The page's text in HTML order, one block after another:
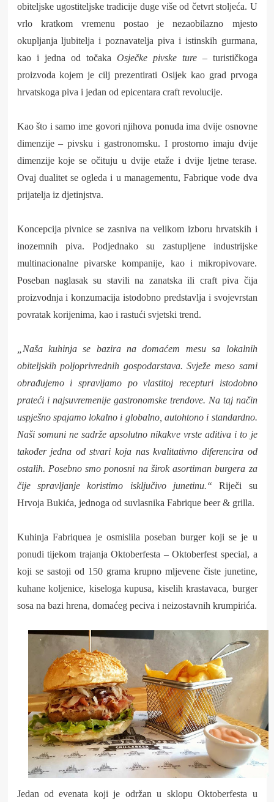
obiteljske ugostiteljske tradicije duge više od četvrt stoljeća. U
vrlo kratkom vremenu postao je nezaobilazno mjesto
okupljanja ljubitelja i poznavatelja piva i istinskih gurmana,
kao i jedna od točaka Osječke pivske ture – turističkoga
proizvoda kojem je cilj prezentirati Osijek kao grad prvoga
hrvatskoga piva i jedan od epicentara craft revolucije.
Kao što i samo ime govori njihova ponuda ima dvije osnovne
dimenzije – pivsku i gastronomsku. I prostorno imaju dvije
dimenzije koje se očituju u dvije etaže i dvije ljetne terase.
Ovaj dualitet se ogleda i u managementu, Fabrique vode dva
prijatelja iz djetinjstva.
Koncepcija pivnice se zasniva na velikom izboru hrvatskih i
inozemnih piva. Podjednako su zastupljene industrijske
multinacionalne pivarske kompanije, kao i mikropivovare.
Poseban naglasak su stavili na zanatska ili craft piva čija
proizvodnja i konzumacija istodobno predstavlja i svojevrstan
povratak korijenima, kao i rastući svjetski trend.
„Naša kuhinja se bazira na domaćem mesu sa lokalnih
obiteljskih poljoprivrednih gospodarstava. Svježe meso sami
obrađujemo i spravljamo po vlastitoj recepturi istodobno
prateći i najsuvremenije gastronomske trendove. Na taj način
uspješno spajamo lokalno i globalno, autohtono i standardno.
Naši somuni ne sadrže apsolutno nikakve vrste aditiva i to je
također jedna od stvari koja nas kvalitativno diferencira od
ostalih. Posebno smo ponosni na širok asortiman burgera za
čije spravljanje koristimo isključivo junetinu.“Riječi su
Hrvoja Bukića, jednoga od suvlasnika Fabrique beer & grilla.
Kuhinja Fabriquea je osmislila poseban burger koji se je u
ponudi tijekom trajanja Oktoberfesta – Oktoberfest special, a
koji se sastoji od 150 grama krupno mljevene čiste junetine,
kuhane koljenice, kiseloga kupusa, kiselih krastavaca, burger
sosa na bazi hrena, domaćeg peciva i neizostavnih krumpirića.
Jedan od evenata koji je održan u sklopu Oktoberfesta u